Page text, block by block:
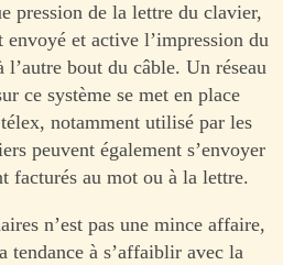
pression de la lettre du clavier,
envoyé et active l’impression du
l’autre bout du câble. Un réseau
ce système se met en place
notamment utilisé par les
peuvent également s’envoyer
facturés au mot ou à la lettre.
n’est pas une mince affaire,
tendance à s’affaiblir avec la